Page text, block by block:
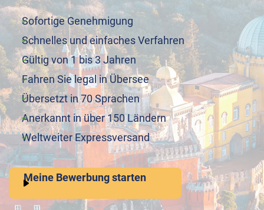
Sofortige Genehmigung
Schnelles und einfaches Verfahren
Gültig von 1 bis 3 Jahren
Fahren Sie legal in Übersee
Übersetzt in 70 Sprachen
Anerkannt in über 150 Ländern
Weltweiter Expressversand
Meine Bewerbung starten